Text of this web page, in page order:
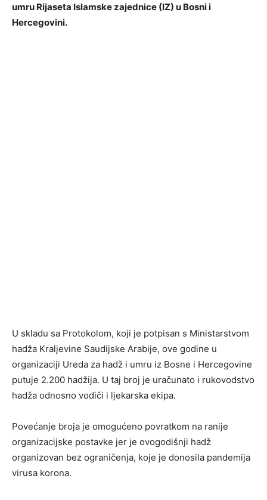
umru Rijaseta Islamske zajednice (IZ) u Bosni i
Hercegovini.
U skladu sa Protokolom, koji je potpisan s Ministarstvom
hadža Kraljevine Saudijske Arabije, ove godine u
organizaciji Ureda za hadž i umru iz Bosne i Hercegovine
putuje 2.200 hadžija. U taj broj je uračunato i rukovodstvo
hadža odnosno vodiči i ljekarska ekipa.
Povećanje broja je omogućeno povratkom na ranije
organizacijske postavke jer je ovogodišnji hadž
organizovan bez ograničenja, koje je donosila pandemija
virusa korona.